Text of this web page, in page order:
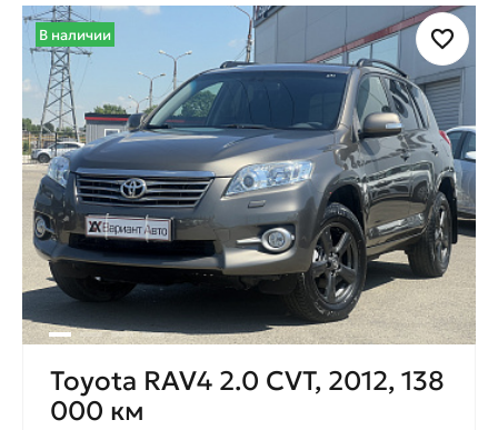
В наличии
Toyota RAV4 2.0 CVТ, 2012, 138
000 км